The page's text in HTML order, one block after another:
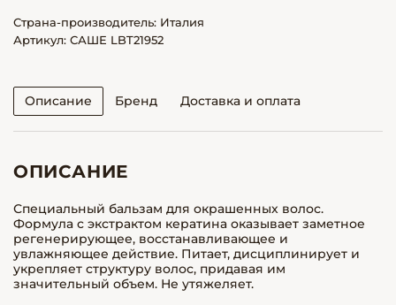
Страна-производитель: Италия
Артикул: САШЕ LBT21952
Описание Бренд Доставка и оплата
ОПИСАНИЕ
Специальный бальзам для окрашенных волос.
Формула с экстрактом кератина оказывает заметное
регенерирующее, восстанавливающее и
увлажняющее действие. Питает, дисциплинирует и
укрепляет структуру волос, придавая им
значительный объем. Не утяжеляет.